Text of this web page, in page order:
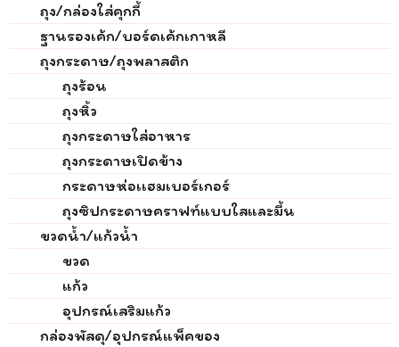
ถุง/กล่องใส่คุกกี้
ฐานรองเค้ก/บอร์ดเค้กเกาหลี
ถุงกระดาษ/ถุงพลาสติก
ถุงร้อน
ถุงหิ้ว
ถุงกระดาษใส่อาหาร
ถุงกระดาษเปิดข้าง
กระดาษห่อเเฮมเบอร์เกอร์
ถุงซิปกระดาษคราฟท์แบบใสและมี้น
ขวดน้ำ/แก้วน้ำ
ขวด
แก้ว
อุปกรณ์เสริมแก้ว
กล่องพัสดุ/อุปกรณ์แพ็คของ